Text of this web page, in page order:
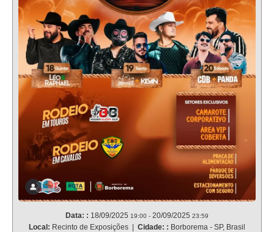
Data: : 18/09/2025 19:00 - 20/09/2025 23:59
Local: Recinto de Exposições | Cidade: : Borborema - SP, Brasil